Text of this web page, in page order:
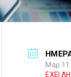
Μαρ 11
ΕΧΕΙ